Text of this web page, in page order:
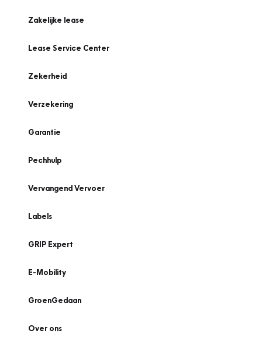
Zakelijke lease
Lease Service Center
Zekerheid
Verzekering
Garantie
Pechhulp
Vervangend Vervoer
Labels
GRIP Expert
E-Mobility
GroenGedaan
Over ons